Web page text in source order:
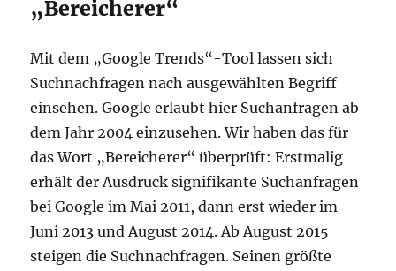
„Bereicherer“
Mit dem „Google Trends“-Tool lassen sich
Suchnachfragen nach ausgewählten Begriff
einsehen. Google erlaubt hier Suchanfragen ab
dem Jahr 2004 einzusehen. Wir haben das für
das Wort „Bereicherer“ überprüft: Erstmalig
erhält der Ausdruck signifikante Suchanfragen
bei Google im Mai 2011, dann erst wieder im
Juni 2013 und August 2014. Ab August 2015
steigen die Suchnachfragen. Seinen größte